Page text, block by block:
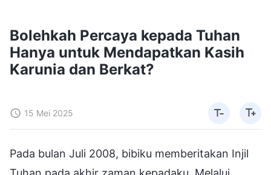
Bolehkah Percaya kepada Tuhan
Hanya untuk Mendapatkan Kasih
Karunia dan Berkat?
15 Mei 2025
Pada bulan Juli 2008, bibiku memberitakan Injil